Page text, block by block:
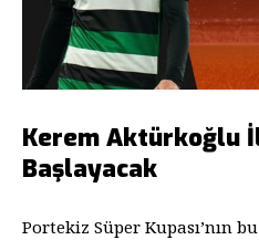
Kerem Aktürkoğlu
Başlayacak
Portekiz Süper Kupası’nın